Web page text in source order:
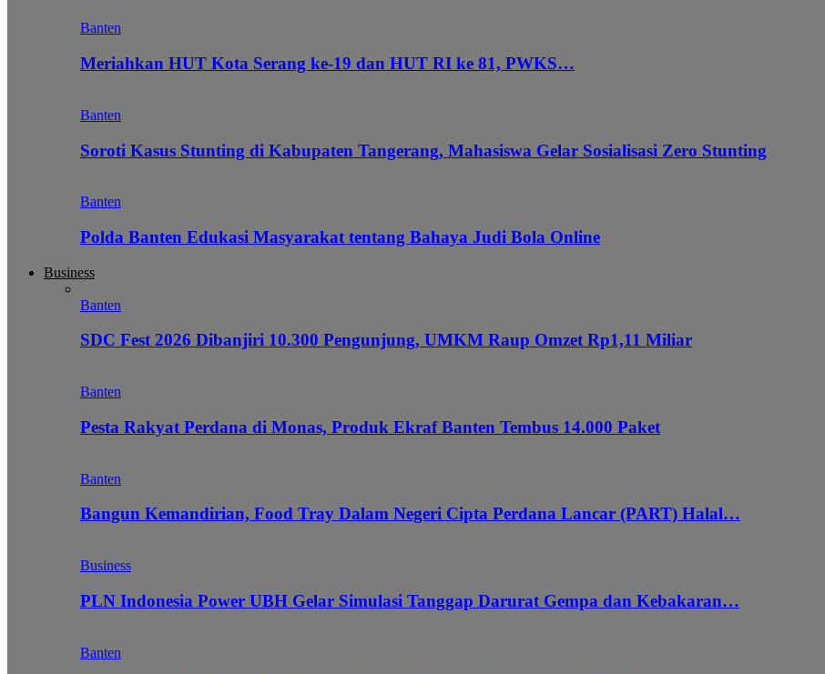
Banten
Meriahkan HUT Kota Serang ke-19 dan HUT RI ke 81, PWKS…
Banten
Soroti Kasus Stunting di Kabupaten Tangerang, Mahasiswa Gelar Sosialisasi Zero Stunting
Banten
Polda Banten Edukasi Masyarakat tentang Bahaya Judi Bola Online
Business
Banten
SDC Fest 2026 Dibanjiri 10.300 Pengunjung, UMKM Raup Omzet Rp1,11 Miliar
Banten
Pesta Rakyat Perdana di Monas, Produk Ekraf Banten Tembus 14.000 Paket
Banten
Bangun Kemandirian, Food Tray Dalam Negeri Cipta Perdana Lancar (PART) Halal…
Business
PLN Indonesia Power UBH Gelar Simulasi Tanggap Darurat Gempa dan Kebakaran…
Banten